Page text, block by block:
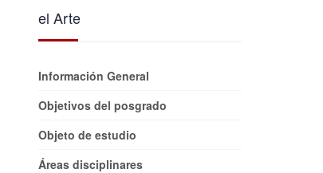
el Arte
Información General
Objetivos del posgrado
Objeto de estudio
Áreas disciplinares